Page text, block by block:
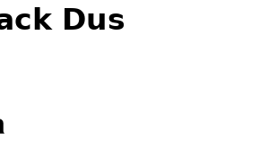
Dus